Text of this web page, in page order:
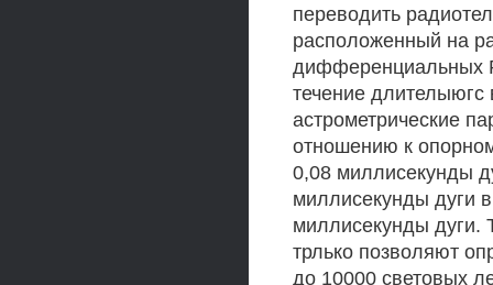
переводить
расположенный на
дифференциальных
течение длителыюгс
астрометрические
отношению к
0,08 миллисекунды
миллисекунды дуги
миллисекунды дуги.
трлько позволяют
до 10000 световых